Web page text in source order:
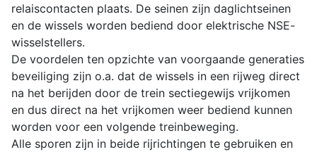
relaiscontacten plaats. De seinen zijn daglichtseinen
en de wissels worden bediend door elektrische NSE-
wisselstellers.
De voordelen ten opzichte van voorgaande generaties
beveiliging zijn o.a. dat de wissels in een rijweg direct
na het berijden door de trein sectiegewijs vrijkomen
en dus direct na het vrijkomen weer bediend kunnen
worden voor een volgende treinbeweging.
Alle sporen zijn in beide rijrichtingen te gebruiken en